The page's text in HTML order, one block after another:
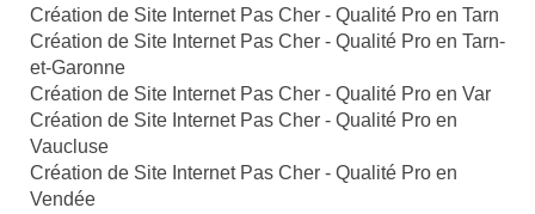
Création de Site Internet Pas Cher - Qualité Pro en Tarn
Création de Site Internet Pas Cher - Qualité Pro en Tarn-
et-Garonne
Création de Site Internet Pas Cher - Qualité Pro en Var
Création de Site Internet Pas Cher - Qualité Pro en
Vaucluse
Création de Site Internet Pas Cher - Qualité Pro en
Vendée